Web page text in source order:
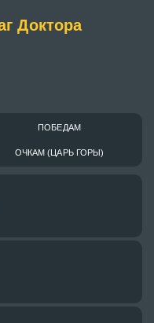
Доктора
ПОБЕДАМ
ОЧКАМ (ЦАРЬ ГОРЫ)